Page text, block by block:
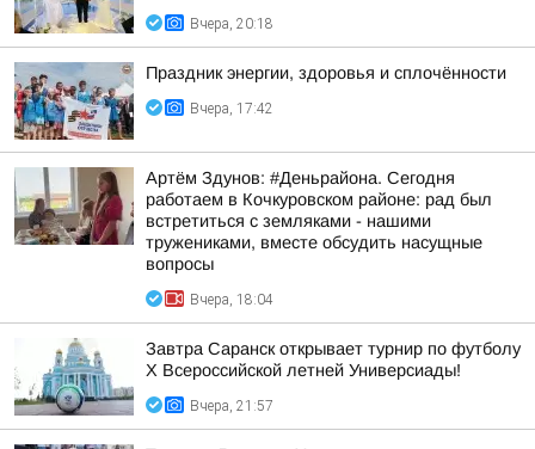
Вчера, 20:18
Праздник энергии, здоровья и сплочённости
Вчера, 17:42
Артём Здунов: #Деньрайона. Сегодня
работаем в Кочкуровском районе: рад был
встретиться с земляками - нашими
тружениками, вместе обсудить насущные
вопросы
Вчера, 18:04
Завтра Саранск открывает турнир по футболу
X Всероссийской летней Универсиады!
Вчера, 21:57